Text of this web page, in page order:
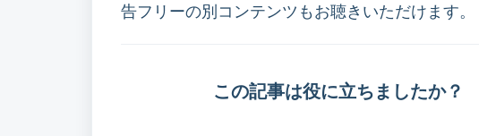
告フリーの別コンテンツもお聴きいただけます。
この記事は役に立ちましたか？